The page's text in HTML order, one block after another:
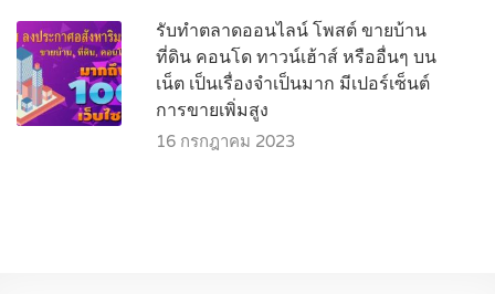
รับทำตลาดออนไลน์ โพสต์ ขายบ้าน
ที่ดิน คอนโด ทาวน์เฮ้าส์ หรืออื่นๆ บน
เน็ต เป็นเรื่องจำเป็นมาก มีเปอร์เซ็นต์
การขายเพิ่มสูง
16 กรกฎาคม 2023